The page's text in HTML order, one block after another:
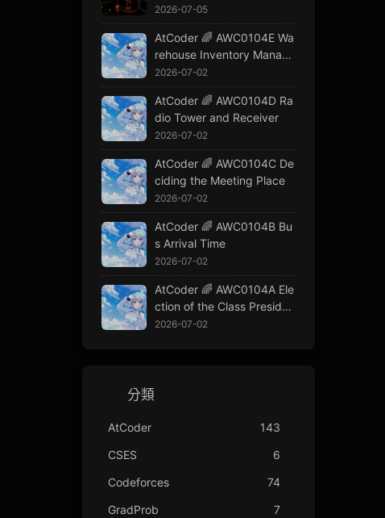
2026-07-05
AtCoder 🌈 AWC0104E Wa
rehouse Inventory Manage
ment
2026-07-02
AtCoder 🌈 AWC0104D Ra
dio Tower and Receiver
2026-07-02
AtCoder 🌈 AWC0104C De
ciding the Meeting Place
2026-07-02
AtCoder 🌈 AWC0104B Bu
s Arrival Time
2026-07-02
AtCoder 🌈 AWC0104A Ele
ction of the Class Presiden
t2026-07-02
分類
AtCoder
143
CSES
6
Codeforces
74
GradProb
7